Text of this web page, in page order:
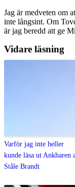
Jag är medveten om
inte långsint. Om
är jag beredd att ge
Vidare läsning
Varför jag inte heller
kunde läsa ut Ankharen
Ståle Brandt